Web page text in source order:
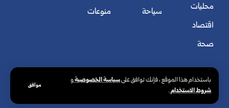
باستخدام هذا الموقع ، فإنك توافق علىسياسة الخصوصيةو
شروط الاستخدام.
موافق
محليات
اقتصاد
صحة
سياحة
منوعات
© الوكالة العربية السورية للأنباء. كافة الحقوق محفوظة.